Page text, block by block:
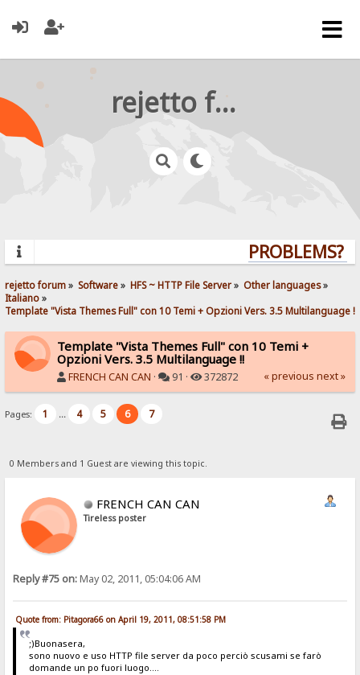
rejetto forum
PROBLEMS?
rejetto forum» Software» HFS ~ HTTP File Server» Other languages»
Italiano»
Template "Vista Themes Full" con 10 Temi + Opzioni Vers. 3.5 Multilanguage !!
Template "Vista Themes Full" con 10 Temi +
Opzioni Vers. 3.5 Multilanguage !!
FRENCH CAN CAN · 91 · 372872 « previous next »
Pages: 1 ... 4 5 6 7
0 Members and 1 Guest are viewing this topic.
FRENCH CAN CAN
Tireless poster
Reply #75 on:May 02, 2011, 05:04:06 AM
Quote from: Pitagora66 on April 19, 2011, 08:51:58 PM
;)Buonasera,
sono nuovo e uso HTTP file server da poco perciò scusami se farò
domande un po fuori luogo....